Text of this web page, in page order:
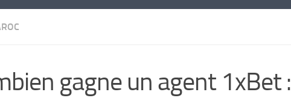
gagne un agent 1xBet :